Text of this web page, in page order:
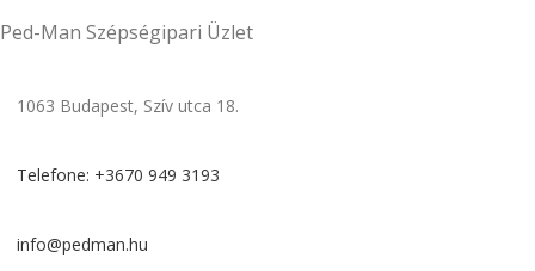
gátját épen tartja ásványi
Ped-Man Szépségipari Üzlet
1063 Budapest, Szív utca 18.
Telefone: +3670 949 3193
info@pedman.hu